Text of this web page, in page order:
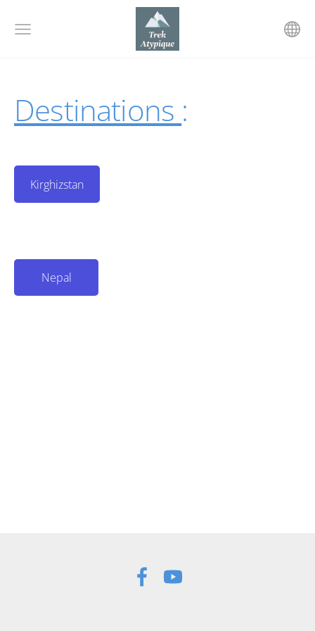
Destinations :
Kirghizstan
Nepal